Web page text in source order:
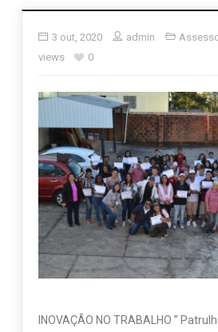
3 out, 2020 admin
views
0
INOVAÇÃO NO TRABALHO ”